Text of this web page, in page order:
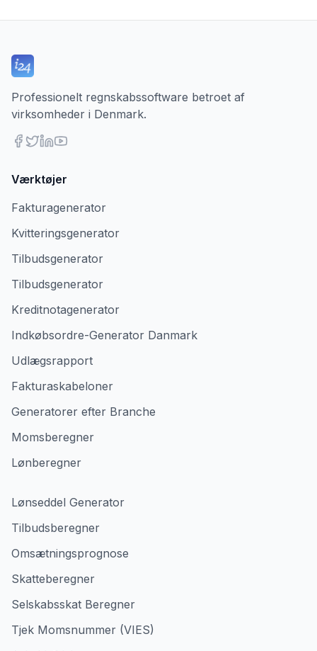
Professionelt regnskabssoftware betroet af
virksomheder i Denmark.
Værktøjer
Fakturagenerator
Kvitteringsgenerator
Tilbudsgenerator
Tilbudsgenerator
Kreditnotagenerator
Indkøbsordre-Generator Danmark
Udlægsrapport
Fakturaskabeloner
Generatorer efter Branche
Momsberegner
Lønberegner
Lønseddel Generator
Tilbudsberegner
Omsætningsprognose
Skatteberegner
Selskabsskat Beregner
Tjek Momsnummer (VIES)